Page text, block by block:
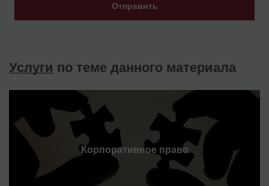
Отправить
Услуги по теме данного материала
Корпоративное право